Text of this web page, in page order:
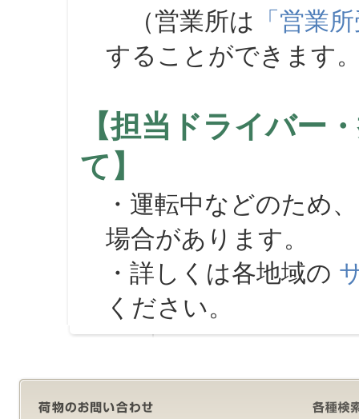
（営業所は 「営業
することができます
【担当ドライバー
て】
・運転中などのため
場合があります。
・詳しくは各地域の
ください。